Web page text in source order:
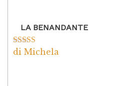
LA BENANDANTE
Valutato5su
di Michela